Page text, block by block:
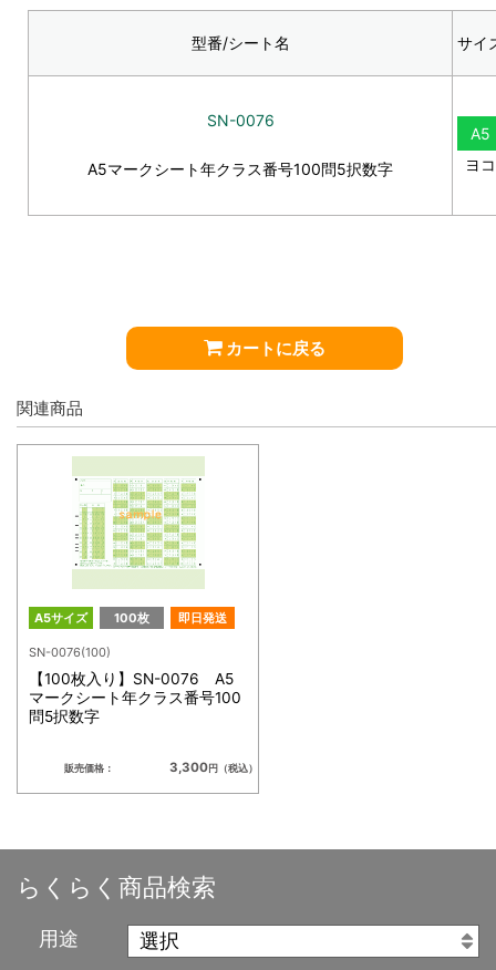
型番/シート名 サイ
SN-0076
A5マークシート年クラス番号100問5択数字
A5
ヨコ
カートに戻る
関連商品
A5サイズ 100枚 即日発送
SN-0076(100)
【100枚入り】SN-0076 A5
マークシート年クラス番号100
問5択数字
販売価格： 3,300円（税込）
らくらく商品検索
用途